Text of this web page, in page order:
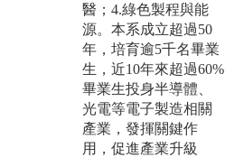
醫；4.綠色製程與能
源。本系成立超過50
年，培育逾5千名畢業
生，近10年來超過60%
畢業生投身半導體、
光電等電子製造相關
產業，發揮關鍵作
用，促進產業升級